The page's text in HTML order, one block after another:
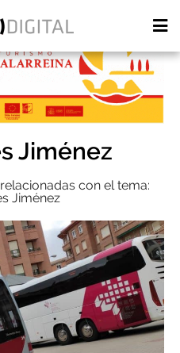
Jiménez
con el tema:
Jiménez